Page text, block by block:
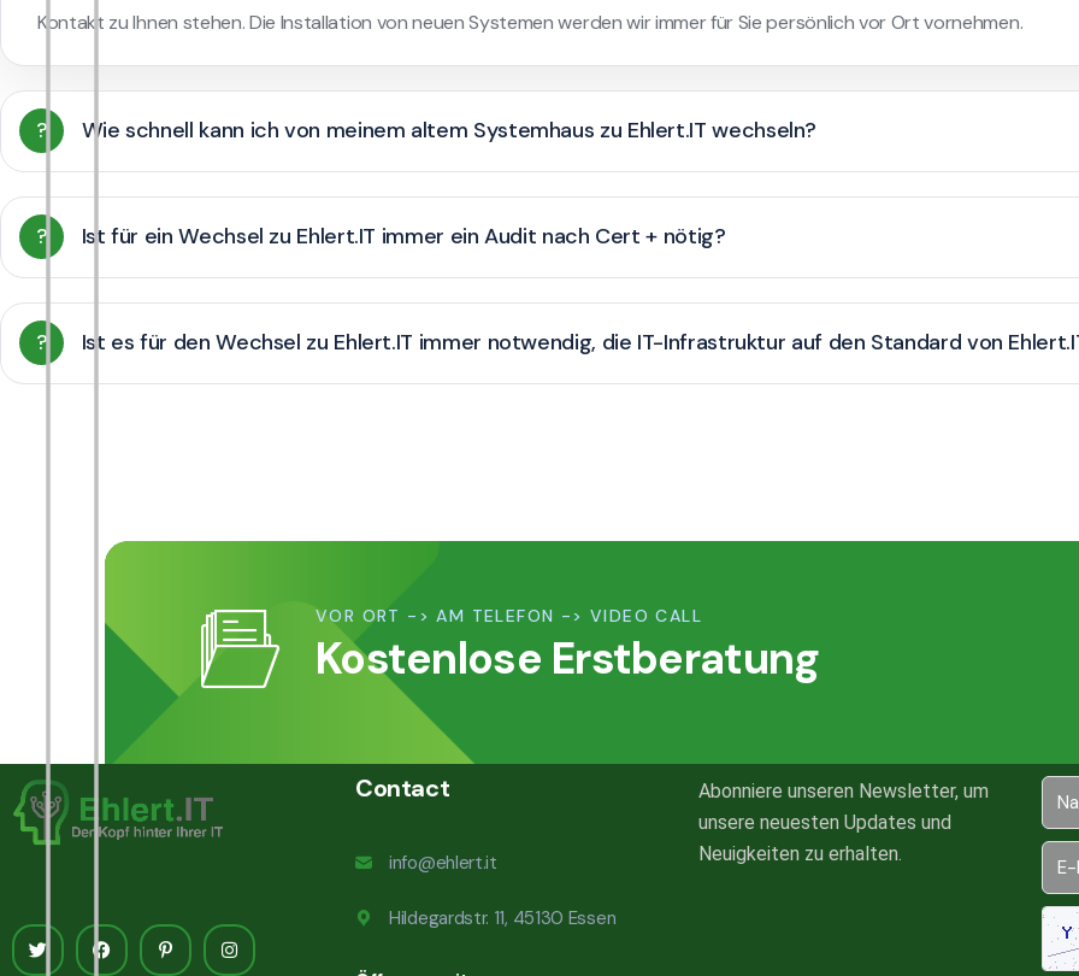
Kontakt zu Ihnen stehen. Die Installation von neuen Systemen werden wir immer für Sie persönlich vor Ort vornehmen.
? Wie schnell kann ich von meinem altem Systemhaus zu Ehlert.IT wechseln?
? Ist für ein Wechsel zu Ehlert.IT immer ein Audit nach Cert + nötig?
? Ist es für den Wechsel zu Ehlert.IT immer notwendig, die IT-Infrastruktur auf den Standard von
VOR ORT -> AM TELEFON -> VIDEO CALL
Kostenlose Erstberatung
Contact
info@ehlert.it
Hildegardstr. 11, 45130 Essen
Abonniere unseren Newsletter, um
unsere neuesten Updates und
Neuigkeiten zu erhalten.